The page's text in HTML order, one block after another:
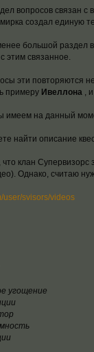
вопросов связан с
создал единую
большой раздел
этим связанное.
эти повторяются
примеру Ивеллона, и
имеем на данный
найти описание
клан Супервизорс
Однако, считаю
user/svisors/videos
угощение